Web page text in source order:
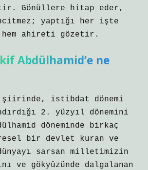
Gönüllere hitap eder,
yaptığı her işte
hem ahireti gözetir.
Abdülhamid’e ne
şiirinde, istibdat dönemi
2. yüzyıl dönemini
döneminde birkaç
bir devlet kuran ve
sarsan milletimizin
ve gökyüzünde dalgalanan